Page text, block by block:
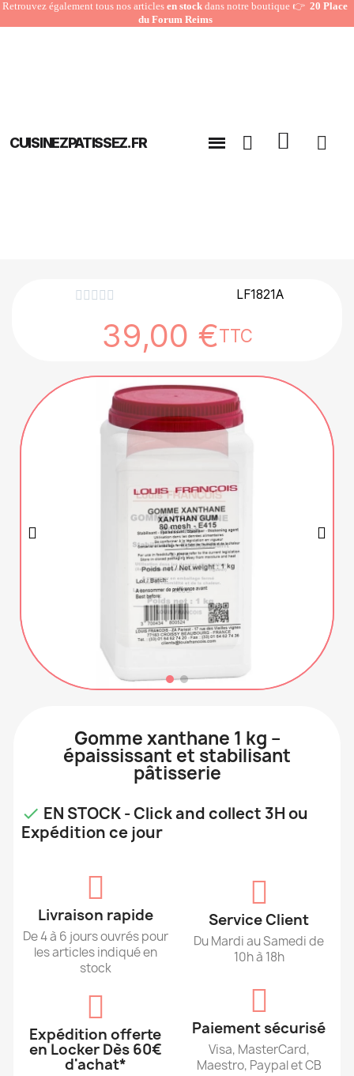
Retrouvez également tous nos articles en stock dans notre boutique 👉20 Place
du Forum Reims
CUISINEZPATISSEZ.FR
     LF1821A
39,00 €TTC
Gomme xanthane 1 kg –
épaississant et stabilisant
pâtisserie
 EN STOCK - Click and collect 3H ou
Expédition ce jour
Livraison rapide
De 4 à 6 jours ouvrés pour
les articles indiqué en
stock
Expédition offerte
en Locker Dès 60€
d'achat*
Service Client
Du Mardi au Samedi de
10h à 18h
Paiement sécurisé
Visa, MasterCard,
Maestro, Paypal et CB